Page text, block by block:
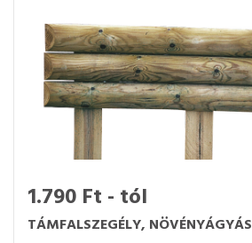
1.790 Ft - tól
TÁMFALSZEGÉLY, NÖVÉNYÁGYÁS